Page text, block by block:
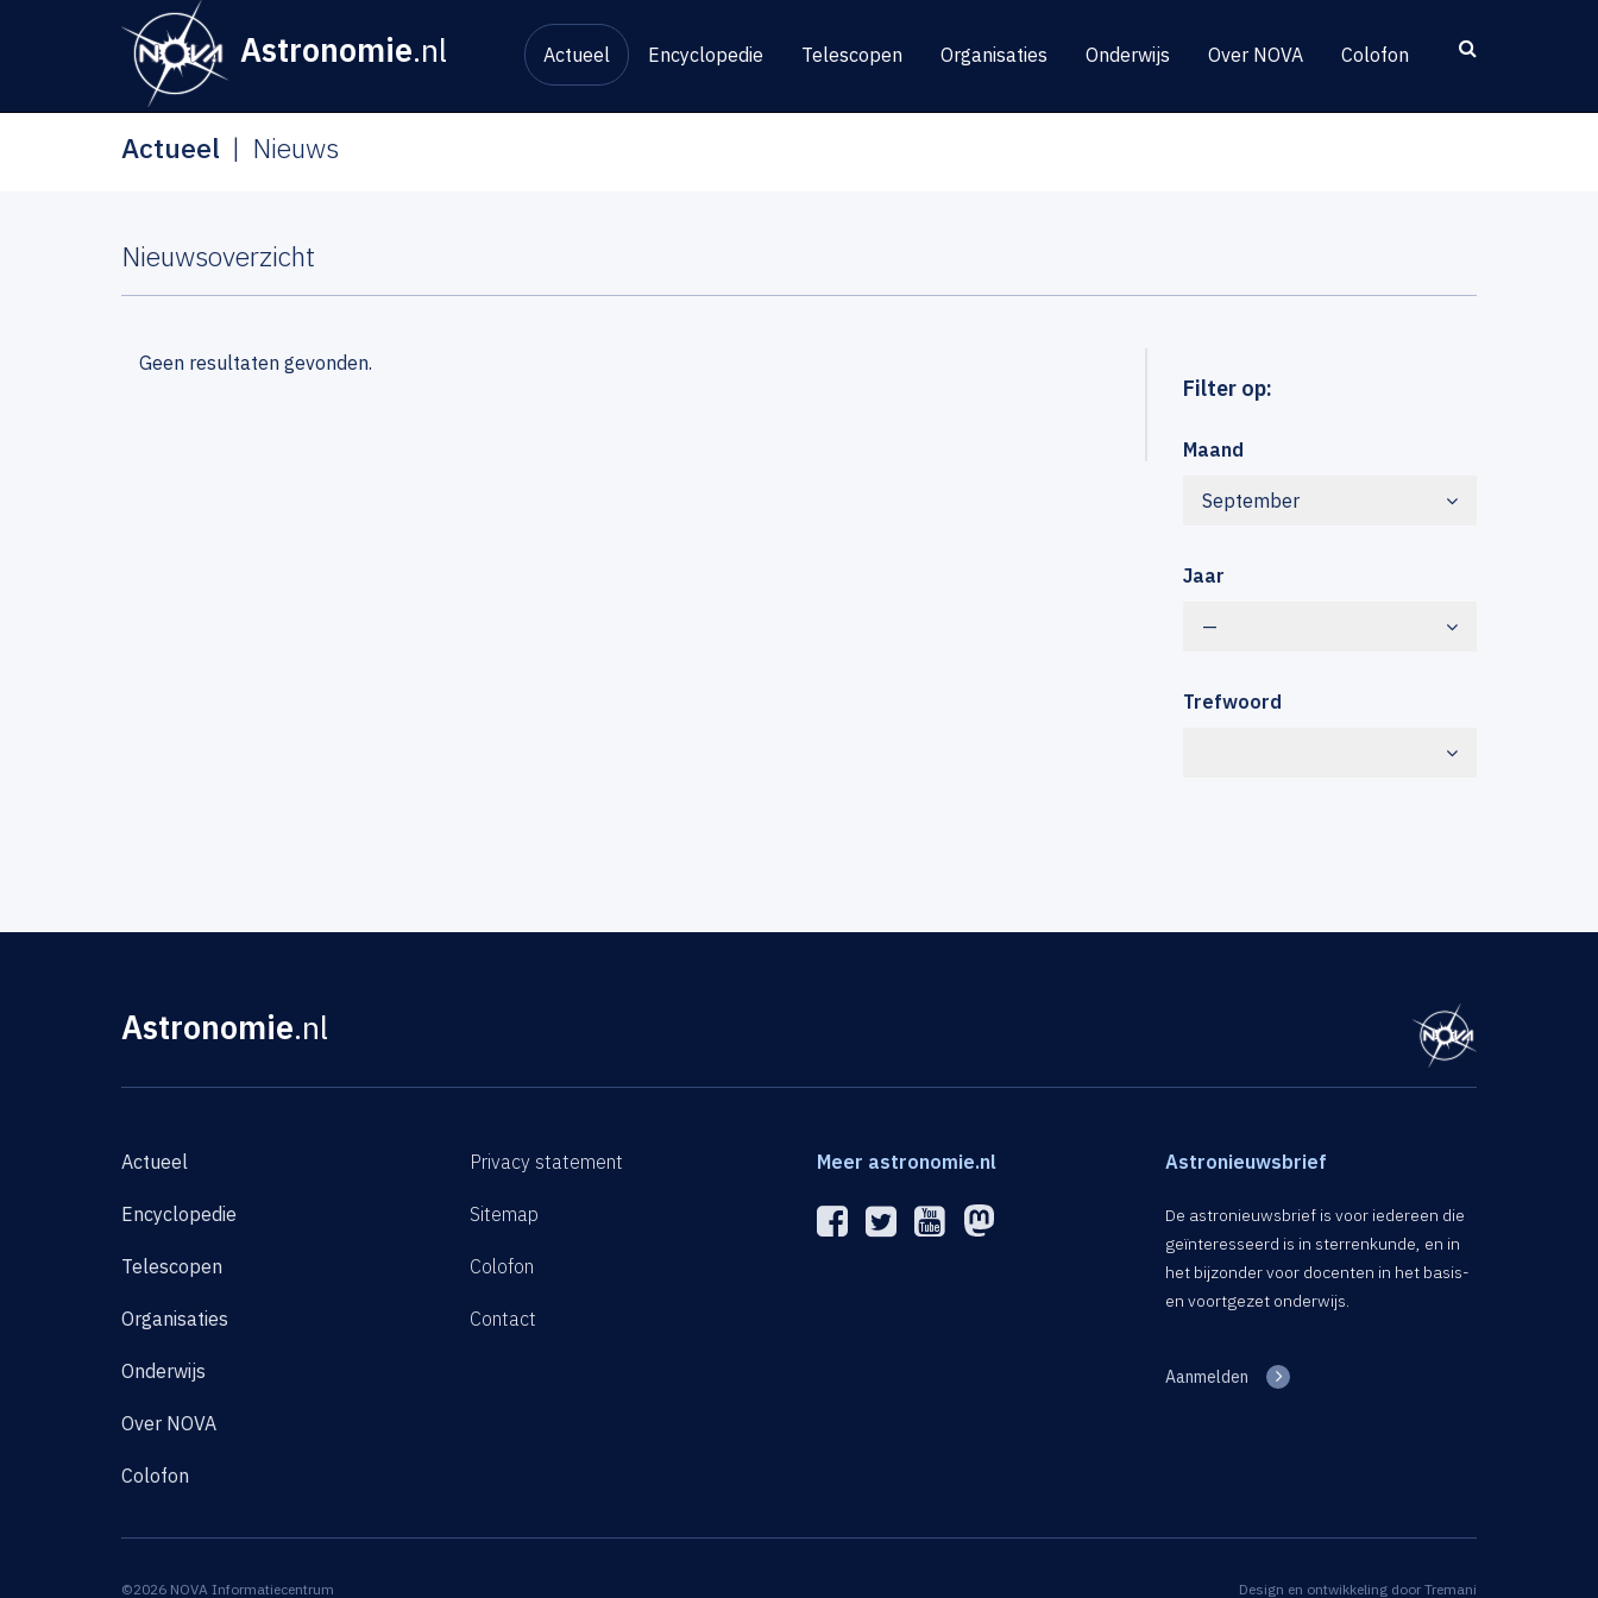
Astronomie.nl Actueel Encyclopedie Telescopen Organisaties Onderwijs Over NOVA Colofon
Actueel Nieuws
Nieuwsoverzicht
Filter op:
Maand
September
Jaar
—
Trefwoord
Geen resultaten gevonden.
Astronomie.nl
Actueel
Encyclopedie
Telescopen
Organisaties
Onderwijs
Over NOVA
Colofon
Privacy statement
Sitemap
Colofon
Contact
Meer astronomie.nl Astronieuwsbrief
De astronieuwsbrief is voor iedereen die
geïnteresseerd is in sterrenkunde, en in
het bijzonder voor docenten in het basis-
en voortgezet onderwijs.
Aanmelden
©2026 NOVA Informatiecentrum Design en ontwikkeling door Tremani